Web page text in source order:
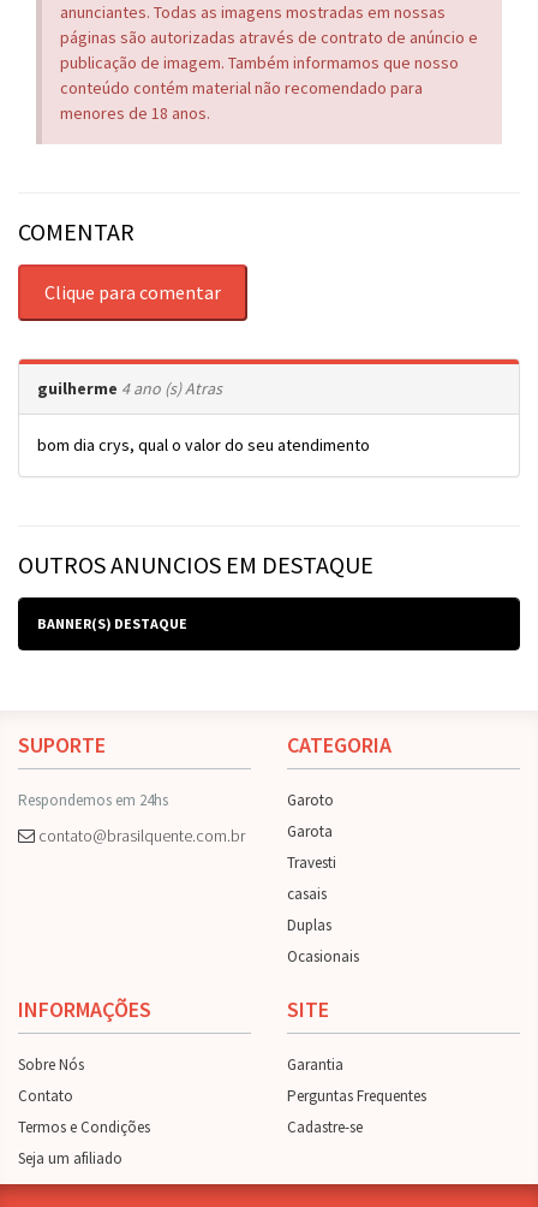
anunciantes. Todas as imagens mostradas em nossas
páginas são autorizadas através de contrato de anúncio e
publicação de imagem. Também informamos que nosso
conteúdo contém material não recomendado para
menores de 18 anos.
COMENTAR
Clique para comentar
guilherme 4 ano (s) Atras
bom dia crys, qual o valor do seu atendimento
OUTROS ANUNCIOS EM DESTAQUE
BANNER(S) DESTAQUE
SUPORTE
Respondemos em 24hs
contato@brasilquente.com.br
CATEGORIA
Garoto
Garota
Travesti
casais
Duplas
Ocasionais
INFORMAÇÕES
Sobre Nós
Contato
Termos e Condições
Seja um afiliado
SITE
Garantia
Perguntas Frequentes
Cadastre-se